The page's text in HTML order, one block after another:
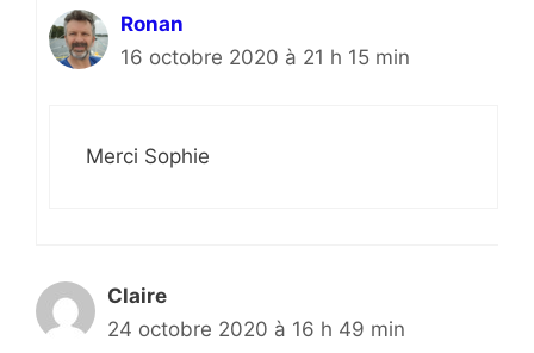
Ronan
16 octobre 2020 à 21 h 15 min
Merci Sophie
Claire
24 octobre 2020 à 16 h 49 min